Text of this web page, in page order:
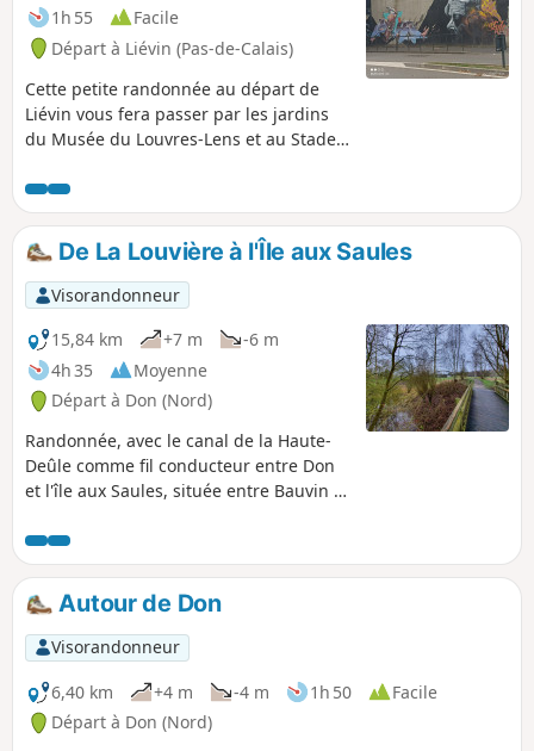
1h 55
Facile
Départ à Liévin (Pas-de-Calais)
Cette petite randonnée au départ de
Liévin vous fera passer par les jardins
du Musée du Louvres-Lens et au Stade
skate parc avant de passer au jardin
public Jean Perrin sur de bons chemins.
De La Louvière à l'Île aux Saules
Visorandonneur
15,84 km
+7 m
-6 m
4h 35
Moyenne
Départ à Don (Nord)
Randonnée, avec le canal de la Haute-
Deûle comme fil conducteur entre Don
et l'île aux Saules, située entre Bauvin et
aurez l'occasion de découvrir des
espaces naturels de toute beauté, tels
que le Parc de La Louvière, l'Espace
Chico Mendès et l'Île aux Saules.
Autour de Don
Visorandonneur
6,40 km
+4 m -4 m 1h 50
Facile
Départ à Don (Nord)